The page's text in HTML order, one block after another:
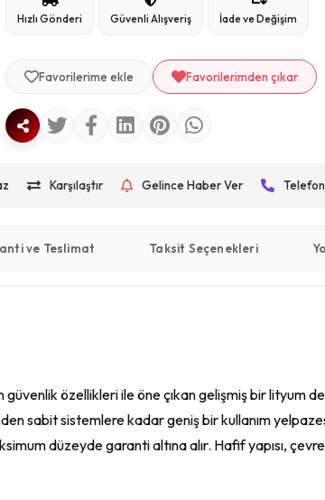
Hızlı Gönderi Güvenli Alışveriş İade ve Değişim
Favorilerime ekle Favorilerimden çıkar
Karşılaştır Gelince Haber Ver
ve Teslimat Taksit Seçenekleri
güvenlik özellikleri ile öne çıkan gelişmiş bir lityum
sabit sistemlere kadar geniş bir kullanım
düzeyde garanti altına alır. Hafif yapısı,